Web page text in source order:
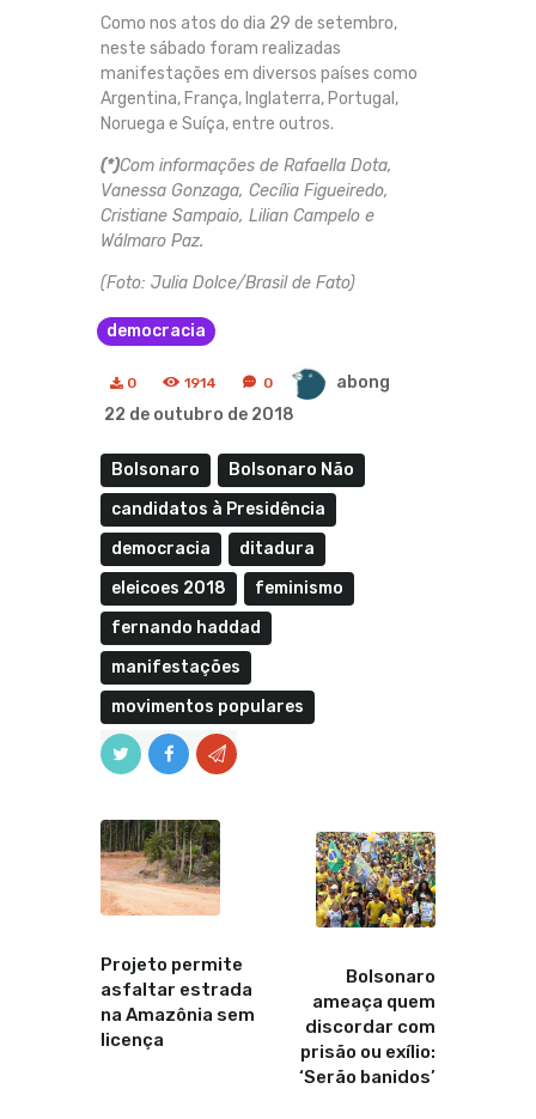
Como nos atos do dia 29 de setembro,
neste sábado foram realizadas
manifestações em diversos países como
Argentina, França, Inglaterra, Portugal,
Noruega e Suíça, entre outros.
(*)Com informações de Rafaella Dota,
Vanessa Gonzaga, Cecília Figueiredo,
Cristiane Sampaio, Lilian Campelo e
Wálmaro Paz.
(Foto: Julia Dolce/Brasil de Fato)
democracia
0 1914 0
abong
22 de outubro de 2018
Bolsonaro
Bolsonaro Não
candidatos à Presidência
democracia
ditadura
eleicoes 2018
feminismo
fernando haddad
manifestações
movimentos populares
Projeto permite
asfaltar estrada
na Amazônia sem
licença
Bolsonaro
ameaça quem
discordar com
prisão ou exílio:
‘Serão banidos’